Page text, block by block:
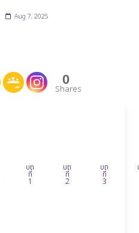
Aug 7, 2025
0
Shares
บท
ที่
1
บท
ที่
2
บท
ที่
3